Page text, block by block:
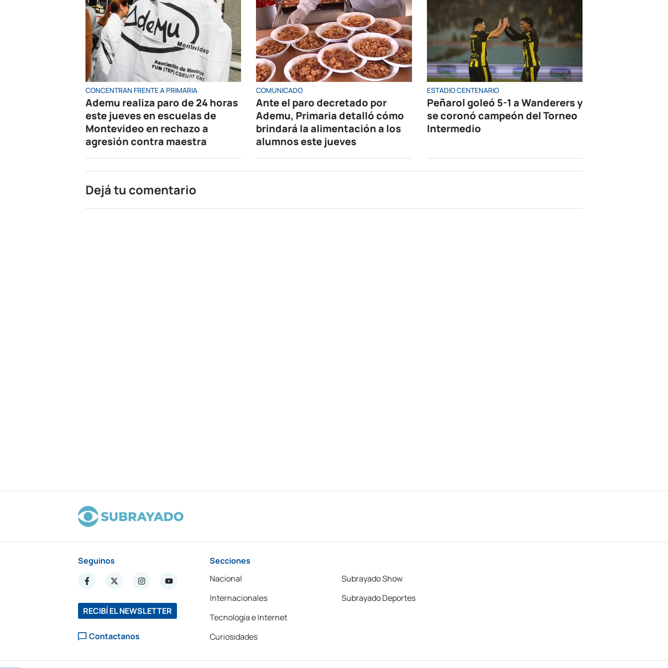
CONCENTRAN FRENTE A PRIMARIA
Ademu realiza paro de 24 horas
este jueves en escuelas de
Montevideo en rechazo a
agresión contra maestra
COMUNICADO
Ante el paro decretado por
Ademu, Primaria detalló cómo
brindará la alimentación a los
alumnos este jueves
ESTADIO CENTENARIO
Peñarol goleó 5-1 a Wanderers y
se coronó campeón del Torneo
Intermedio
Dejá tu comentario
Seguinos
RECIBÍ EL NEWSLETTER
Contactanos
Secciones
Nacional
Internacionales
Tecnología e Internet
Curiosidades
Subrayado Show
Subrayado Deportes